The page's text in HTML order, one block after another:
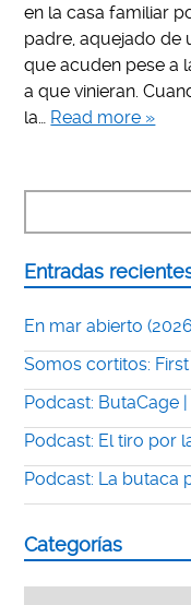
en la casa familiar
padre, aquejado de
que acuden pese a
a que vinieran.
la… Read more »
Entradas
En mar abierto
Somos cortitos:
Podcast: ButaCage
Podcast: El tiro por
Podcast: La butaca
Categorías